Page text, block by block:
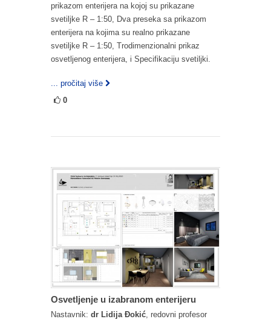
prikazom enterijera na kojoj su prikazane
svetiljke R – 1:50, Dva preseka sa prikazom
enterijera na kojima su realno prikazane
svetiljke R – 1:50, Trodimenzionalni prikaz
osvetljenog enterijera, i Specifikaciju svetiljki.
... pročitaj više
0
Osvetljenje u izabranom enterijeru
Nastavnik: dr Lidija Đokić , redovni profesor